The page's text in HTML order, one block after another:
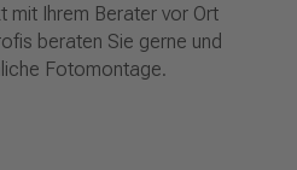
mit Ihrem Berater vor Ort
beraten Sie gerne und
Fotomontage.